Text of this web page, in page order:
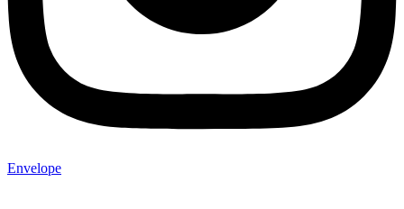
Envelope